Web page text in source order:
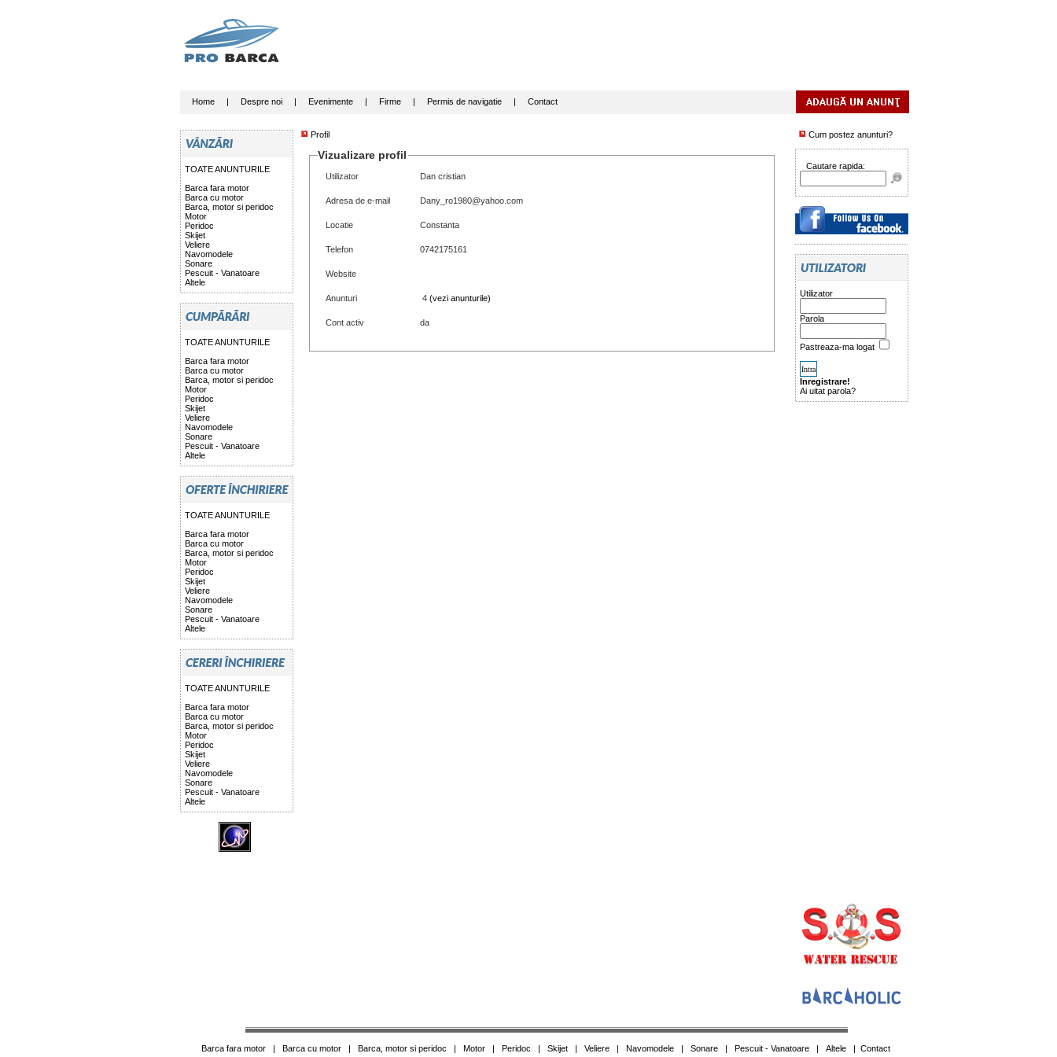
Home| Despre noi| Evenimente| Firme| Permis de navigatie| Contact
TOATE ANUNTURILE
Barca fara motor
Barca cu motor
Barca, motor si peridoc
Motor
Peridoc
Skijet
Veliere
Navomodele
Sonare
Pescuit - Vanatoare
Altele
TOATE ANUNTURILE
Barca fara motor
Barca cu motor
Barca, motor si peridoc
Motor
Peridoc
Skijet
Veliere
Navomodele
Sonare
Pescuit - Vanatoare
Altele
TOATE ANUNTURILE
Barca fara motor
Barca cu motor
Barca, motor si peridoc
Motor
Peridoc
Skijet
Veliere
Navomodele
Sonare
Pescuit - Vanatoare
Altele
TOATE ANUNTURILE
Barca fara motor
Barca cu motor
Barca, motor si peridoc
Motor
Peridoc
Skijet
Veliere
Navomodele
Sonare
Pescuit - Vanatoare
Altele
Profil
Vizualizare profil
Utilizator Dan cristian
Adresa de e-mail Dany_ro1980@yahoo.com
Locatie Constanta
Telefon 0742175161
Website
Anunturi 4 (vezi anunturile)
Cont activ da
Cum postez anunturi?
Cautare rapida:
Utilizator
Parola
Pastreaza-ma logat
Inregistrare!
Ai uitat parola?
Barca fara motor| Barca cu motor| Barca, motor si peridoc | Motor| Peridoc | Skijet| Veliere| Navomodele| Sonare| Pescuit - Vanatoare| Altele| Contact